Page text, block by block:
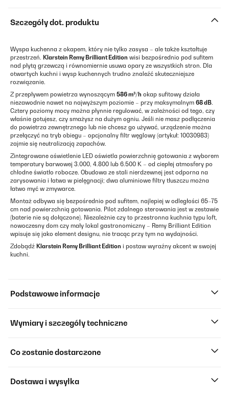
Szczegóły dot. produktu
Wyspa kuchenna z okapem, który nie tylko zasysa – ale także kształtuje
przestrzeń. Klarstein Remy Brilliant Edition wisi bezpośrednio pod sufitem
nad płytą grzewczą i równomiernie usuwa opary ze wszystkich stron. Dla
otwartych kuchni i wysp kuchennych trudno znaleźć skuteczniejsze
rozwiązanie.
Z przepływem powietrza wynoszącym 586 m³/h okap sufitowy działa
niezawodnie nawet na najwyższym poziomie – przy maksymalnym 68 dB.
Cztery poziomy mocy można płynnie regulować, w zależności od tego, czy
właśnie gotujesz, czy smażysz na dużym ogniu. Jeśli nie masz podłączenia
do powietrza zewnętrznego lub nie chcesz go używać, urządzenie można
przełączyć na tryb obiegu – opcjonalny filtr węglowy (artykuł: 10030983)
zajmie się neutralizacją zapachów.
Zintegrowane oświetlenie LED oświetla powierzchnię gotowania z wyborem
temperatury barwowej 3.000, 4.800 lub 6.500 K – od ciepłej atmosfery po
chłodne światło robocze. Obudowa ze stali nierdzewnej jest odporna na
zarysowania i łatwa w pielęgnacji; dwa aluminiowe filtry tłuszczu można
łatwo myć w zmywarce.
Montaż odbywa się bezpośrednio pod sufitem, najlepiej w odległości 65–75
cm nad powierzchnią gotowania. Pilot zdalnego sterowania jest w zestawie
(baterie nie są dołączone). Niezależnie czy to przestronna kuchnia typu loft,
nowoczesny dom czy mały lokal gastronomiczny – Remy Brilliant Edition
wpisuje się jako element designu, nie tracąc przy tym na wydajności.
Zdobądź Klarstein Remy Brilliant Edition i postaw wyraźny akcent w swojej
kuchni.
Podstawowe informacje
Wymiary i szczegóły techniczne
Co zostanie dostarczone
Dostawa i wysyłka